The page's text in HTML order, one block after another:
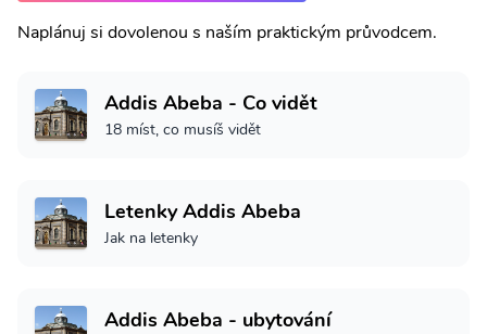
Naplánuj si dovolenou s naším praktickým průvodcem.
Addis Abeba - Co vidět
18 míst, co musíš vidět
Letenky Addis Abeba
Jak na letenky
Addis Abeba - ubytování